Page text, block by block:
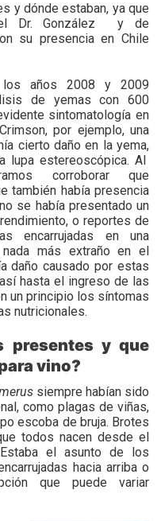
y dónde estaban, ya que
Dr. González
y de
su presencia en Chile
los años 2008 y 2009
de yemas con 600
sintomatología en
por ejemplo, una
cierto daño en la yema,
lupa estereoscópica. Al
corroborar que
también había presencia
se había presentado un
o reportes de
encarrujadas en una
más extraño en el
daño causado por estas
hasta el ingreso de las
un principio los síntomas
nutricionales.
presentes y que
vino?
siempre habían sido
como plagas de viñas,
escoba de bruja. Brotes
todos nacen desde el
el asunto de los
hacia arriba o
que puede variar